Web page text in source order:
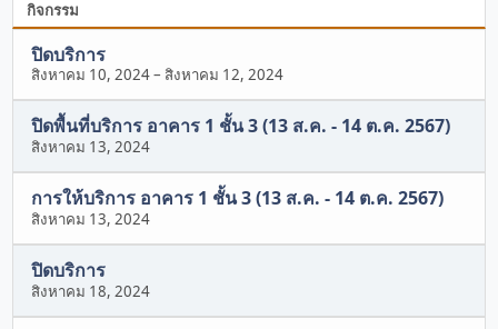
กิจกรรม
ปิดบริการ
สิงหาคม 10, 2024– สิงหาคม 12, 2024
ปิดพื้นที่บริการ อาคาร 1 ชั้น 3 (13 ส.ค. - 14 ต.ค. 2567)
สิงหาคม 13, 2024
การให้บริการ อาคาร 1 ชั้น 3 (13 ส.ค. - 14 ต.ค. 2567)
สิงหาคม 13, 2024
ปิดบริการ
สิงหาคม 18, 2024